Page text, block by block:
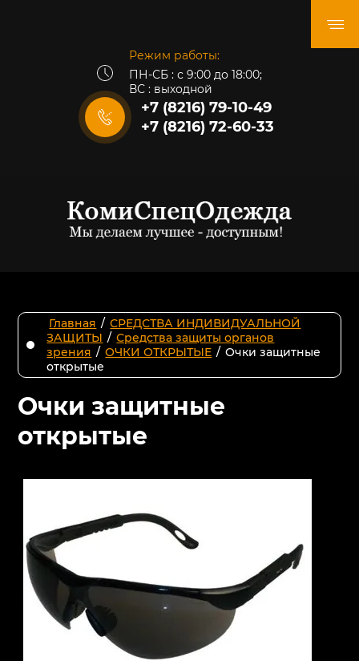
Режим работы:
ПН-СБ : с 9:00 до 18:00;
ВС : выходной
+7 (8216) 79-10-49
+7 (8216) 72-60-33
Главная / СРЕДСТВА ИНДИВИДУАЛЬНОЙ
ЗАЩИТЫ / Средства защиты органов
зрения / ОЧКИ ОТКРЫТЫЕ / Очки защитные
открытые
Очки защитные
открытые